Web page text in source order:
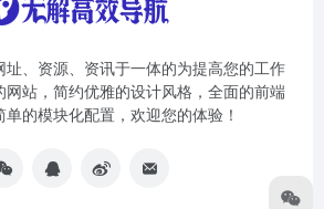
、资源、资讯于一体的为提高您的工作
网站，简约优雅的设计风格，全面的前端
的模块化配置，欢迎您的体验！